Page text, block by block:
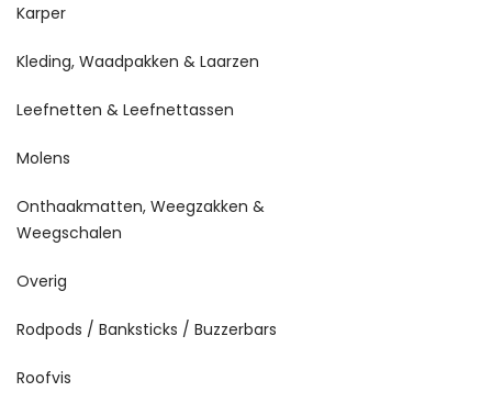
Karper
Kleding, Waadpakken & Laarzen
Leefnetten & Leefnettassen
Molens
Onthaakmatten, Weegzakken &
Weegschalen
Overig
Rodpods / Banksticks / Buzzerbars
Roofvis